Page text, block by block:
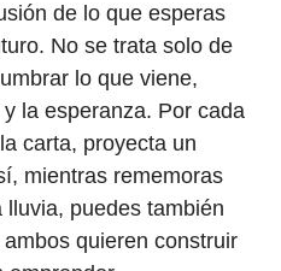
de lo que esperas
No se trata solo de
lo que viene,
la esperanza. Por cada
carta, proyecta un
mientras rememoras
puedes también
quieren construir